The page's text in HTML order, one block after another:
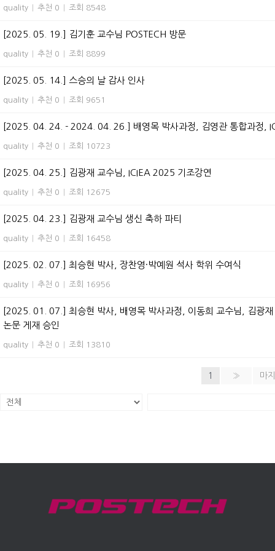
quality 추천 0 조회 8548
[2025. 05. 19.] 김기훈 교수님 POSTECH 방문
quality 추천 0 조회 8899
[2025. 05. 14.] 스승의 날 감사 인사
quality 추천 0 조회 9651
[2025. 04. 24. - 2024. 04. 26.] 배영목 박사과정, 김영관 통합과정,
quality 추천 0 조회 10723
[2025. 04. 25.] 김광재 교수님, ICIEA 2025 기조강연
quality 추천 0 조회 12675
[2025. 04. 23.] 김광재 교수님 생신 축하 파티
quality 추천 0 조회 16458
[2025. 02. 07.] 최승현 박사, 장찬영·박예원 석사 학위 수여식
quality 추천 0 조회 16956
[2025. 01. 07.] 최승현 박사, 배영목 박사과정, 이동희 교수님, 김
논문 게재 승인
quality 추천 0 조회 13810
1 » 마